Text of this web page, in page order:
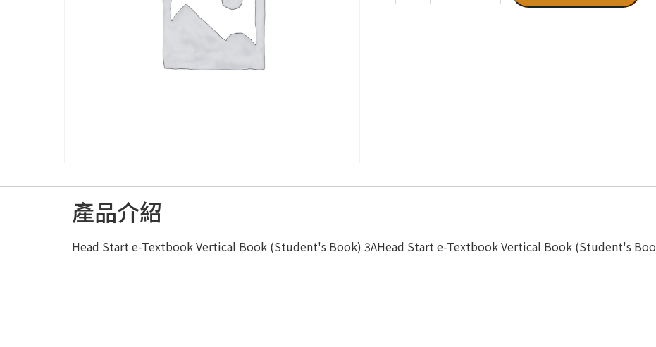
產品介紹
Head Start e-Textbook Vertical Book (Student's Book) 3AHead Start e-Textbook Vertical Book (Student's